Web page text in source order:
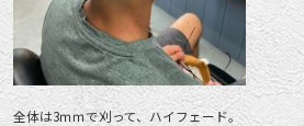
全体は3ｍｍで刈って、ハイフェード。